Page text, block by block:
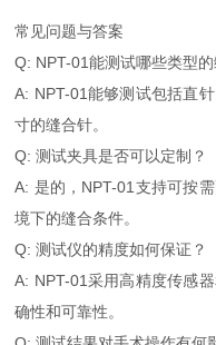
常见问题与答案
Q: NPT-01能测试哪些类型的
A: NPT-01能够测试包括直
寸的缝合针。
Q: 测试夹具是否可以定制？
A: 是的，NPT-01支持可按
境下的缝合条件。
Q: 测试仪的精度如何保证？
A: NPT-01采用高精度传感
确性和可靠性。